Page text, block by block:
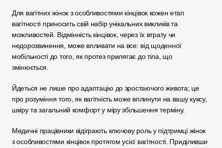
Для вагітних жінок з особливостями кінцівок кожен етап
вагітності приносить свій набір унікальних викликів та
можливостей. Відмінність кінцівок, через їх втрату чи
недорозвинення, може впливати на все: від щоденної
мобільності до того, як протез прилягає до тіла, що
змінюється.
Йдеться не лише про адаптацію до зростаючого живота; це
про розуміння того, як вагітність може вплинути на вашу куксу,
шкіру та загальний комфорт у міру збільшення терміну.
Медичні працівники відіграють ключову роль у підтримці жінок
з особливостями кінцівок протягом усієї вагітності. Приділивши